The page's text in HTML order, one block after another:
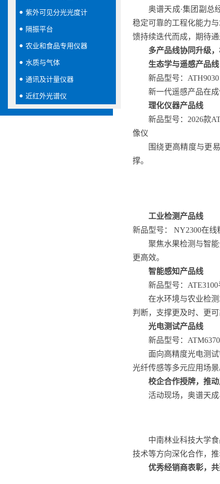
紫外可见分光光度计
隔振平台
农业和食品专用仪器
水质与气体
通讯及计量仪器
近红外光谱仪
奥谱天成·集团副总
稳定可靠的工程化能力
馈持续迭代而成，期待
多产品线协同升级
生态学与遥感产品线
新品型号：
新一代遥感产品在
理化仪器产品线
新品型号：2026款
像仪
围绕更高精度与更
撑。
工业检测产品线
新品型号： NY2300在
聚焦水果检测与智
更高效。
智能感知产品线
新品型号：
在水环境与农业检
判断，支撑更及时、更
光电测试产品线
新品型号：
面向高精度光电测
光纤传感等多元应用场
校企合作授牌，推
活动现场，奥谱天
中南林业科技大学
技术等方向深化合作，
优秀经销商表彰，